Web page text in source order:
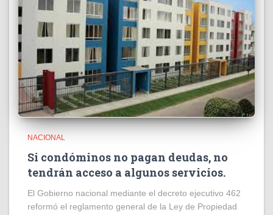
NACIONAL
Si condóminos no pagan deudas, no
tendrán acceso a algunos servicios.
El Gobierno nacional mediante el decreto ejecutivo 462
reformó el reglamento general de la Ley de Propiedad